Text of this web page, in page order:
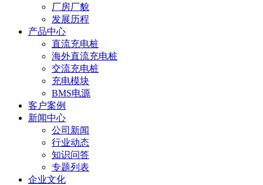
厂房厂貌
发展历程
产品中心
直流充电桩
海外直流充电桩
交流充电桩
充电模块
BMS电源
客户案例
新闻中心
公司新闻
行业动态
知识问答
专题列表
企业文化